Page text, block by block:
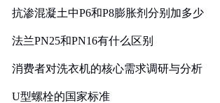
抗渗混凝土中P6和P8膨胀剂分别加多少
法兰PN25和PN16有什么区别
消费者对洗衣机的核心需求调研与分析
U型螺栓的国家标准